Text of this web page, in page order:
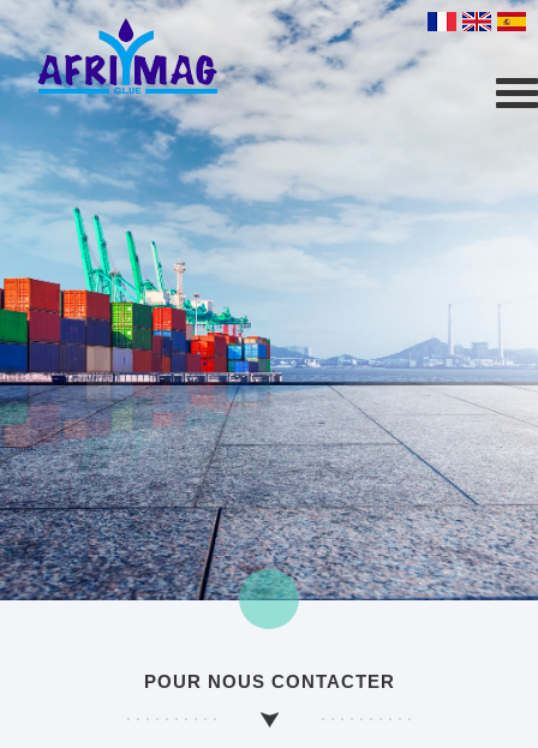
POUR NOUS CONTACTER